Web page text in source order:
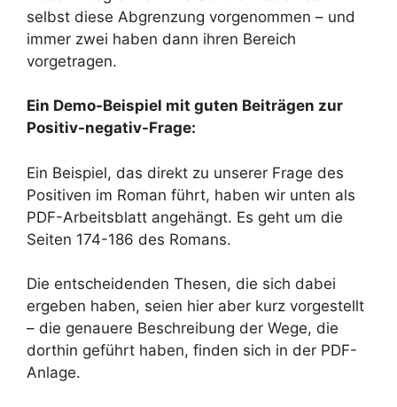
selbst diese Abgrenzung vorgenommen – und
immer zwei haben dann ihren Bereich
vorgetragen.
Ein Demo-Beispiel mit guten Beiträgen zur
Positiv-negativ-Frage:
Ein Beispiel, das direkt zu unserer Frage des
Positiven im Roman führt, haben wir unten als
PDF-Arbeitsblatt angehängt. Es geht um die
Seiten 174-186 des Romans.
Die entscheidenden Thesen, die sich dabei
ergeben haben, seien hier aber kurz vorgestellt
– die genauere Beschreibung der Wege, die
dorthin geführt haben, finden sich in der PDF-
Anlage.